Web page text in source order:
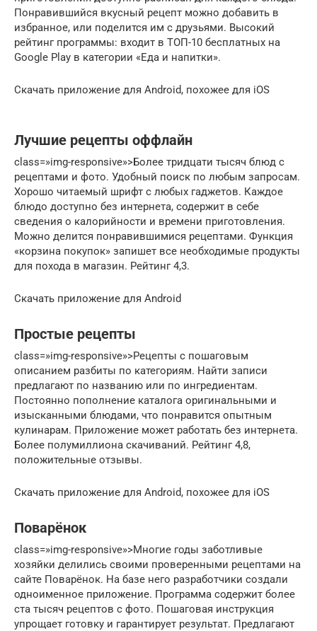
Понравившийся вкусный рецепт можно добавить в
избранное, или поделится им с друзьями. Высокий
рейтинг программы: входит в ТОП-10 бесплатных на
Google Play в категории «Еда и напитки».
Скачать приложение для Android, похожее для iOS
Лучшие рецепты оффлайн
class=»img-responsive»>Более тридцати тысяч блюд с
рецептами и фото. Удобный поиск по любым запросам.
Хорошо читаемый шрифт с любых гаджетов. Каждое
блюдо доступно без интернета, содержит в себе
сведения о калорийности и времени приготовления.
Можно делится понравившимися рецептами. Функция
«корзина покупок» запишет все необходимые продукты
для похода в магазин. Рейтинг 4,3.
Скачать приложение для Android
Простые рецепты
class=»img-responsive»>Рецепты с пошаговым
описанием разбиты по категориям. Найти записи
предлагают по названию или по ингредиентам.
Постоянно пополнение каталога оригинальными и
изысканными блюдами, что понравится опытным
кулинарам. Приложение может работать без интернета.
Более полумиллиона скачиваний. Рейтинг 4,8,
положительные отзывы.
Скачать приложение для Android, похожее для iOS
Поварёнок
class=»img-responsive»>Многие годы заботливые
хозяйки делились своими проверенными рецептами на
сайте Поварёнок. На базе него разработчики создали
одноименное приложение. Программа содержит более
ста тысяч рецептов с фото. Пошаговая инструкция
упрощает готовку и гарантирует результат. Предлагают